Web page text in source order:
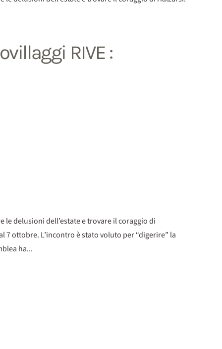
RIVE :
le delusioni dell’estate e trovare il coraggio di
7 ottobre. L’incontro è stato voluto per “digerire” la
ha...